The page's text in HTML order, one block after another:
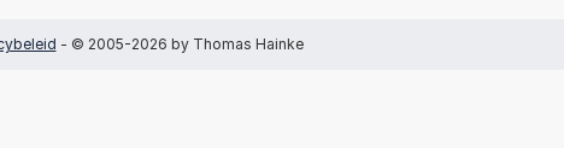
- © 2005-2026 by Thomas Hainke